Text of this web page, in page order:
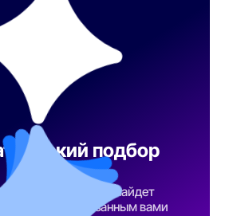
подбор
тарифа
интеллект найдет
план по указанным вами